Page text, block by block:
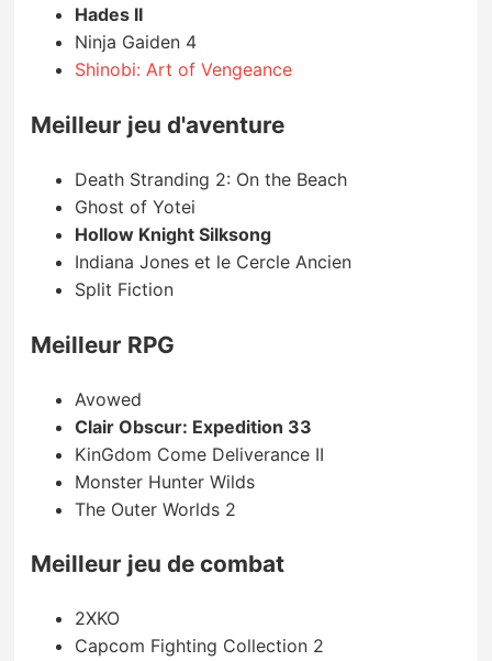
Hades II
Ninja Gaiden 4
Shinobi: Art of Vengeance
Meilleur jeu d'aventure
Death Stranding 2: On the Beach
Ghost of Yotei
Hollow Knight Silksong
Indiana Jones et le Cercle Ancien
Split Fiction
Meilleur RPG
Avowed
Clair Obscur: Expedition 33
KinGdom Come Deliverance II
Monster Hunter Wilds
The Outer Worlds 2
Meilleur jeu de combat
2XKO
Capcom Fighting Collection 2